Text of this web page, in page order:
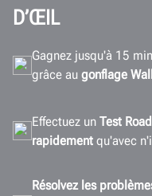
Connectivité
Caractéristiques
Galerie
DEMANDER UN DEVIS
D’ŒIL
Gagnez jusqu'à 15
grâce au gonflage
Effectuez un Test
rapidement qu'avec
Résolvez les